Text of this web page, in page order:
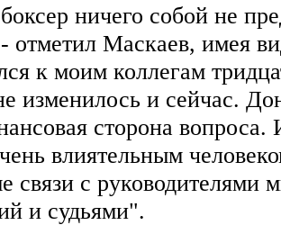
ничего собой не
отметил Маскаев, имея
к моим коллегам
изменилось и сейчас.
сторона
влиятельным
связи с руководителями
и судьями".